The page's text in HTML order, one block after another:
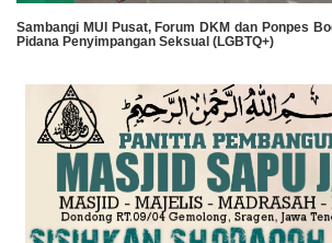
Sambangi MUI Pusat, Forum DKM dan Ponpes
Pidana Penyimpangan Seksual (LGBTQ+)